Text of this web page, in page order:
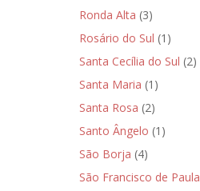
Ronda Alta (3)
Rosário do Sul (1)
Santa Cecília do Sul (2)
Santa Maria (1)
Santa Rosa (2)
Santo Ângelo (1)
São Borja (4)
São Francisco de Paula